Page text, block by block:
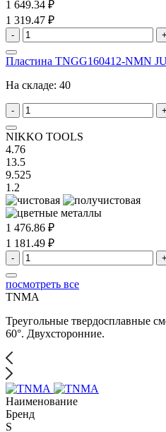
1 649.34 ₽
1 319.47 ₽
- +
Пластина TNGG160412-NMN
На складе: 40
- +
NIKKO TOOLS
4.76
13.5
9.525
1.2
1 476.86 ₽
1 181.49 ₽
- +
посмотреть все
TNMA
Треугольные твердосплавные
60°. Двухсторонние.
Наименование
Бренд
S